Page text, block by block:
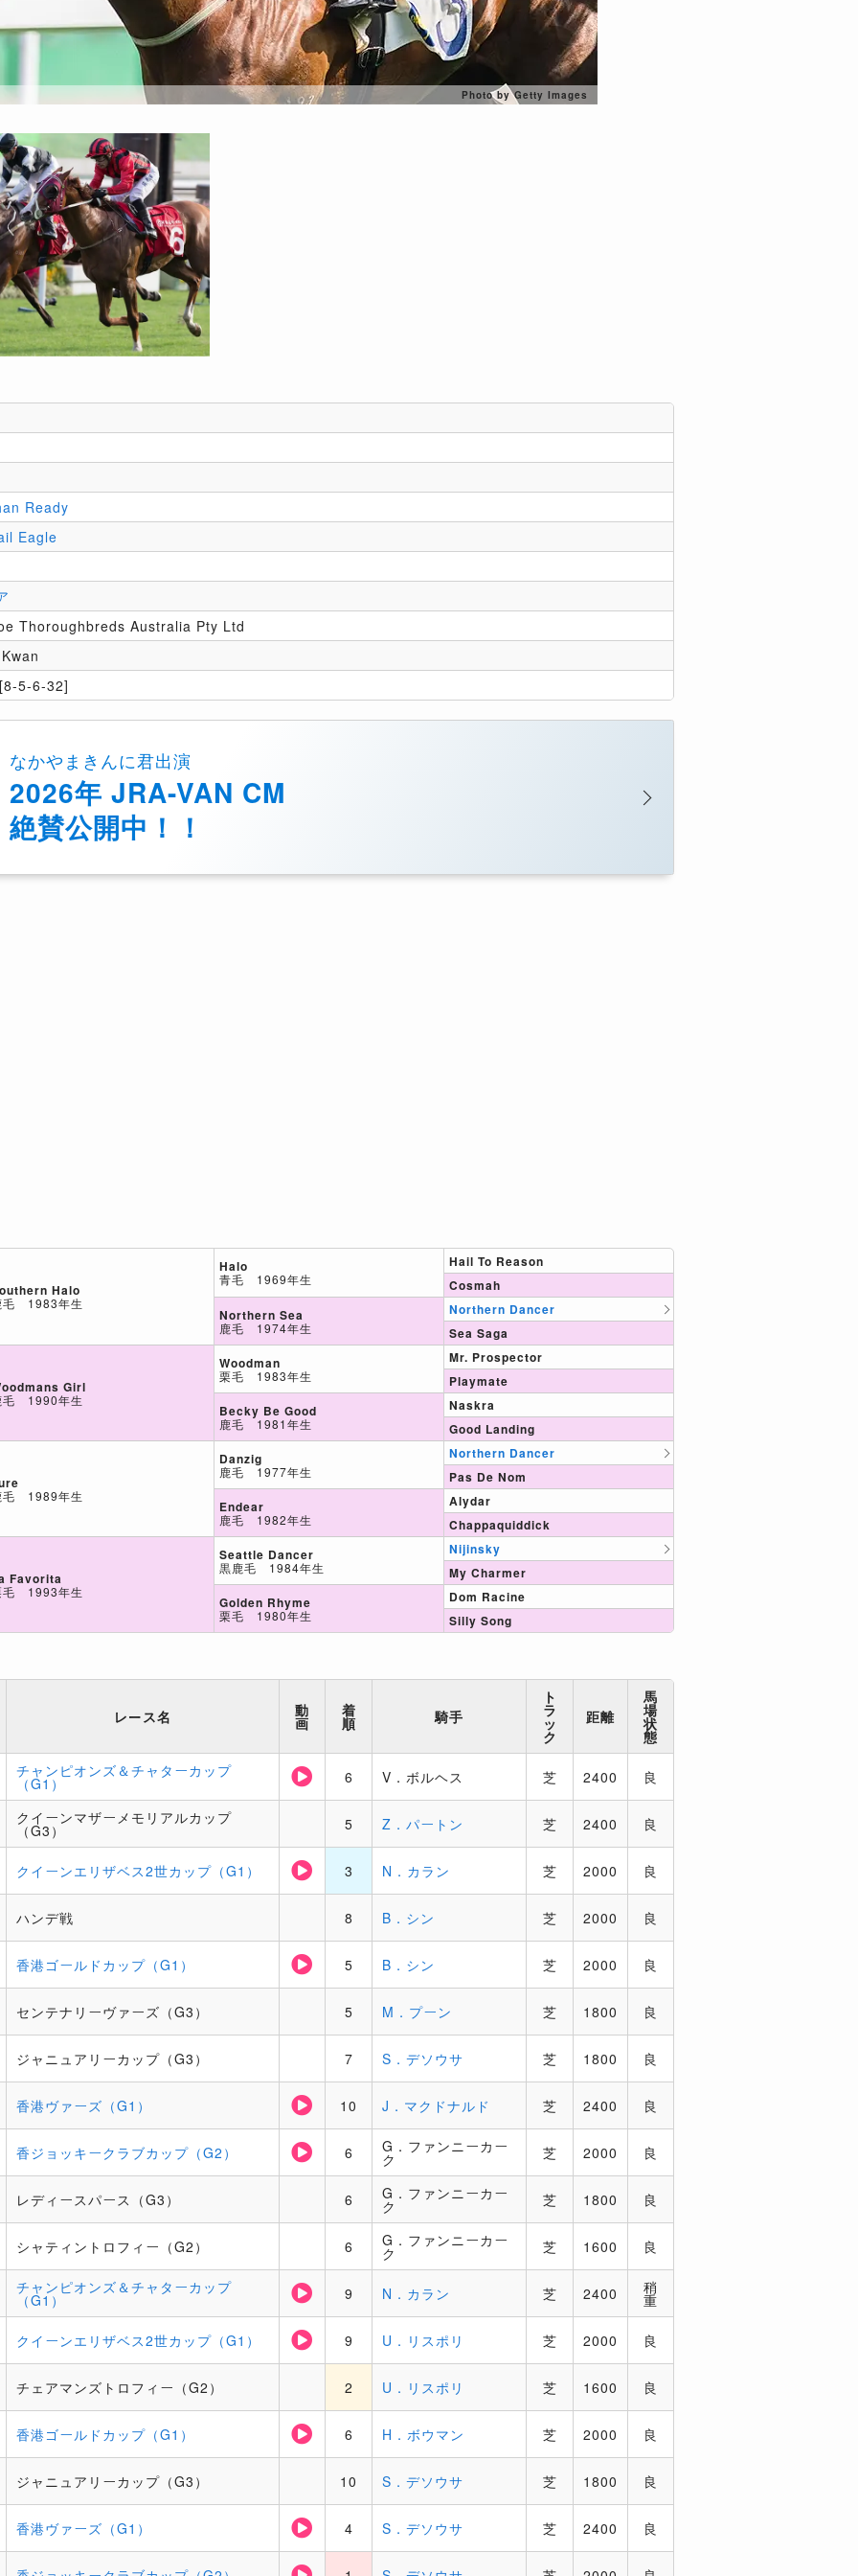
Photo by Getty Images
Ready
Eagle
Thoroughbreds Australia Pty Ltd
5-6-32]
なかやまきんに君出演
2026年 JRA-VAN CM
絶賛公開中！！
Halo
毛 1983年生
Girl
毛 1990年生
毛 1989年生
Favorita
毛 1993年生
Halo
青毛 1969年生
Northern Sea
鹿毛 1974年生
Woodman
栗毛 1983年生
Becky Be Good
鹿毛 1981年生
Danzig
鹿毛 1977年生
Endear
鹿毛 1982年生
Seattle Dancer
黒鹿毛 1984年生
Golden Rhyme
栗毛 1980年生
Hail To Reason
Cosmah
Northern Dancer
Sea Saga
Mr. Prospector
Playmate
Naskra
Good Landing
Northern Dancer
Pas De Nom
Alydar
Chappaquiddick
Nijinsky
My Charmer
Dom Racine
Silly Song
レース名 動
画
着
順 騎手
ト
ラ
ッ
ク
距離
馬
場
状
態
チャンピオンズ＆チャターカップ
（G1） 6 V．ボルヘス 芝 2400 良
クイーンマザーメモリアルカップ
（G3） 5 Z．パートン 芝 2400 良
クイーンエリザベス2世カップ（G1） 3 N．カラン 芝 2000 良
ハンデ戦 8 B．シン 芝 2000 良
香港ゴールドカップ（G1） 5 B．シン 芝 2000 良
センテナリーヴァーズ（G3） 5 M．プーン 芝 1800 良
ジャニュアリーカップ（G3） 7 S．デソウサ 芝 1800 良
香港ヴァーズ（G1） 10 J．マクドナルド 芝 2400 良
香ジョッキークラブカップ（G2） 6 G．ファンニーカー
ク 芝 2000 良
レディースパース（G3） 6 G．ファンニーカー
ク 芝 1800 良
シャティントロフィー（G2） 6 G．ファンニーカー
ク 芝 1600 良
チャンピオンズ＆チャターカップ
（G1） 9 N．カラン 芝 2400 稍
重
クイーンエリザベス2世カップ（G1） 9 U．リスポリ 芝 2000 良
チェアマンズトロフィー（G2） 2 U．リスポリ 芝 1600 良
香港ゴールドカップ（G1） 6 H．ボウマン 芝 2000 良
ジャニュアリーカップ（G3） 10 S．デソウサ 芝 1800 良
香港ヴァーズ（G1） 4 S．デソウサ 芝 2400 良